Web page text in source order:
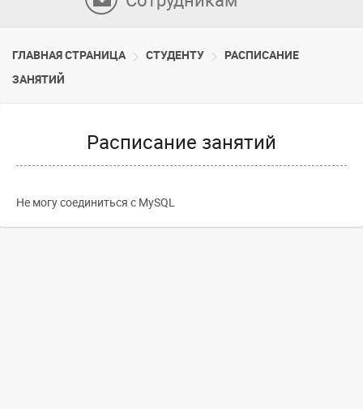
ГЛАВНАЯ СТРАНИЦА СТУДЕНТУ
РАСПИСАНИЕ
ЗАНЯТИЙ
Расписание занятий
Не могу соединиться с MySQL